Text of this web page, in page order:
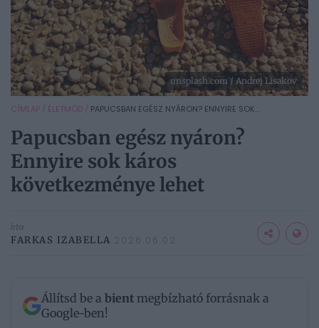
unsplash.com / Andrej Lisakov
CÍMLAP / ÉLETMÓD / PAPUCSBAN EGÉSZ NYÁRON? ENNYIRE SOK...
Papucsban egész nyáron?
Ennyire sok káros
következménye lehet
Írta
FARKAS IZABELLA
Állítsd be a bient megbízható forrásnak a
Google-ben!